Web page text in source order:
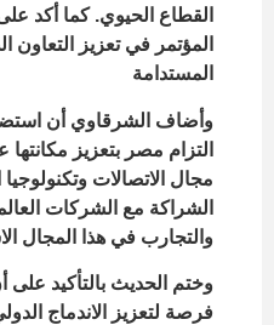
القطاع الحيوي. كما أكد
المؤتمر في تعزيز التعاون
المستدامة
وأضاف الشرقاوي أن
التزام مصر بتعزيز
مجال الاتصالات
الشراكة مع الشركات
والتجارب في هذا المجال
وختم الحديث بالتأكيد على
فرصة لتعزيز الاندماج